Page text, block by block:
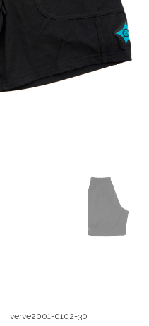
verve2001-0102-30